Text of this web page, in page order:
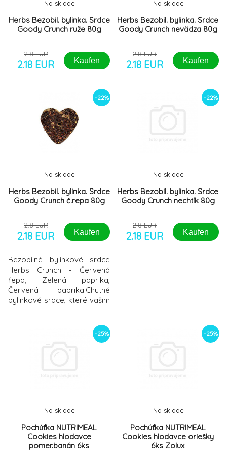
Hamster 50g
2.62 EUR
Vitakraft Rodent Guinea pig Life Power
Herbs Bezobil. bylinka. Srdce
Goody Crunch ruže 80g
Na sklade
2.8 EUR
2.18 EUR Kaufen
Herbs Bezobil. bylinka. Srdce
Goody Crunch nevädza 80g
Na sklade
2.8 EUR
2.18 EUR Kaufen
-22%
Herbs Bezobil. bylinka. Srdce
Goody Crunch č.repa 80g
Na sklade
2.8 EUR
2.18 EUR Kaufen
Bezobilné bylinkové srdce
Herbs Crunch - Červená
řepa, Zelená paprika,
Červená paprika.Chutné
bylinkové srdce, které vašim
odměnu. Složení: Sušené
luční traviny, červená řepa,
-22%
Herbs Bezobil. bylinka. Srdce
Goody Crunch nechtík 80g
Na sklade
2.8 EUR
2.18 EUR Kaufen
-25%
Pochúťka NUTRIMEAL
Cookies hlodavce
pomer.banán 6ks
Na sklade
-25%
Pochúťka NUTRIMEAL
Cookies hlodavce oriešky
6ks Zolux
Na sklade